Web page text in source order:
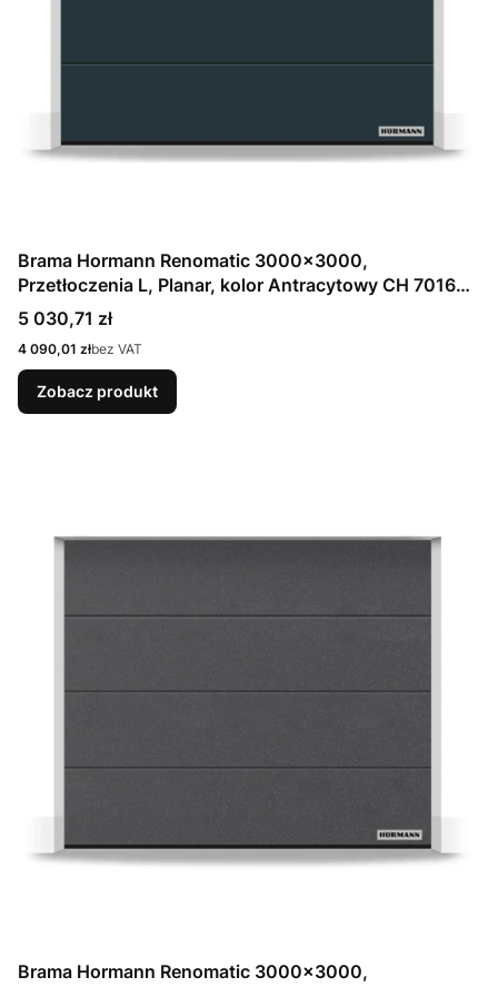
Brama Hormann Renomatic 3000x3000,
Przetłoczenia L, Planar, kolor Antracytowy CH 7016
Matt deluxe + Prowadzenie N
Cena
5 030,71 zł
Cena
4 090,01 złbez VAT
Zobacz produkt
Brama Hormann Renomatic 3000x3000,